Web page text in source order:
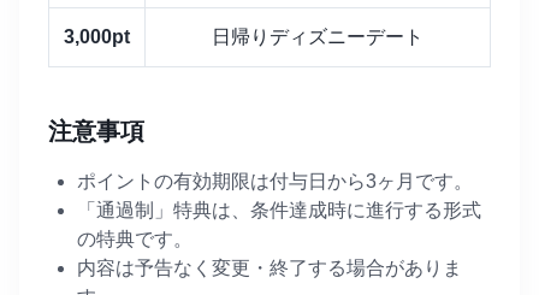
3,000pt 日帰りディズニーデート
注意事項
ポイントの有効期限は付与日から3ヶ月です。
「通過制」特典は、条件達成時に進行する形式
の特典です。
内容は予告なく変更・終了する場合がありま